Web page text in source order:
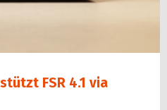
FSR 4.1 via